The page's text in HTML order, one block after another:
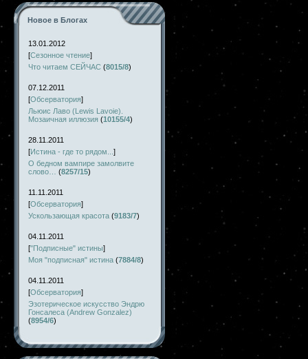
Новое в Блогах
13.01.2012
[Сезонное чтение]
Что читаем СЕЙЧАС (8015/8)
07.12.2011
[Обсерватория]
Льюис Лаво (Lewis Lavoie).
Мозаичная иллюзия (10155/4)
28.11.2011
[Истина - где то рядом... ]
О бедном вампире замолвите
слово…
(8257/15)
11.11.2011
[Обсерватория]
Ускользающая красота (9183/7)
04.11.2011
["Подписные" истины]
Моя "подписная" истина (7884/8)
04.11.2011
[Обсерватория]
Эзотерическое искусство Эндрю
Гонсалеса (Andrew Gonzalez)
(8954/6)